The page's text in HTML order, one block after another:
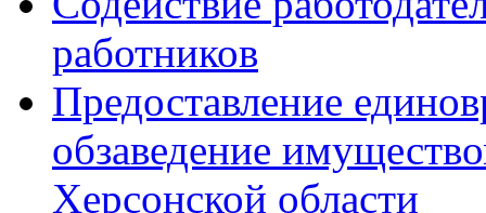
работников
Предоставление
обзаведение
Херсонской области